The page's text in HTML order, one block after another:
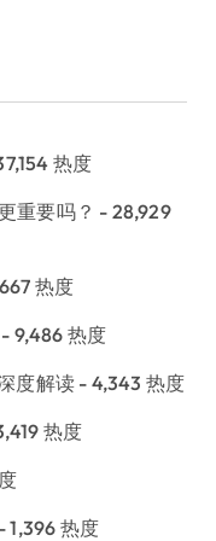
热度
重要吗？ - 28,929
热度
- 9,486 热度
度解读 - 4,343 热度
热度
- 1,396 热度